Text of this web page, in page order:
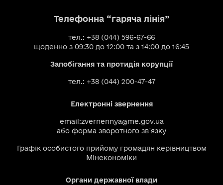
Телефонна “гаряча лінія”
тел.: +38 (044) 596-67-66
щоденно з 09:30 до 12:00 та з 14:00 до 16:45
Запобігання та протидія корупції
тел.: +38 (044) 200-47-47
Електронні звернення
email:zvernennya@me.gov.ua
або форма зворотного зв`язку
Графік особистого прийому громадян керівництвом
Мінекономіки
Органи державної влади